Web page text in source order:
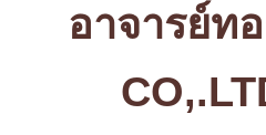
อาจารย์ท